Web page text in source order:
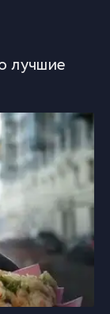
лучшие